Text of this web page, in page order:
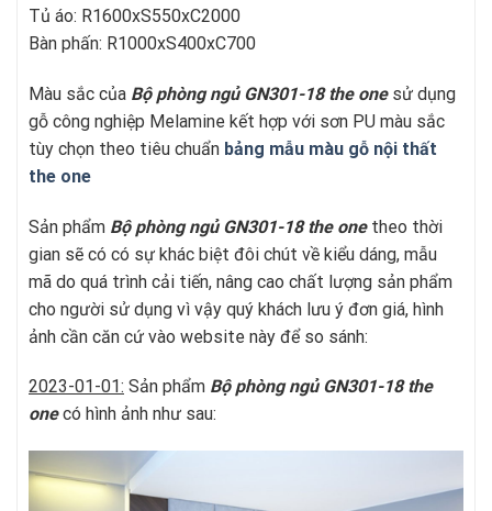
Tủ áo: R1600xS550xC2000
Bàn phấn: R1000xS400xC700
Màu sắc của Bộ phòng ngủ GN301-18the one sử dụng
gỗ công nghiệp Melamine kết hợp với sơn PU màu sắc
tùy chọn theo tiêu chuẩn bảng mẫu màu gỗ nội thất
the one
Sản phẩm Bộ phòng ngủ GN301-18the one theo thời
gian sẽ có có sự khác biệt đôi chút về kiểu dáng, mẫu
mã do quá trình cải tiến, nâng cao chất lượng sản phẩm
cho người sử dụng vì vậy quý khách lưu ý đơn giá, hình
ảnh cần căn cứ vào website này để so sánh:
2023-01-01: Sản phẩm Bộ phòng ngủ GN301-18the
onecó hình ảnh như sau: